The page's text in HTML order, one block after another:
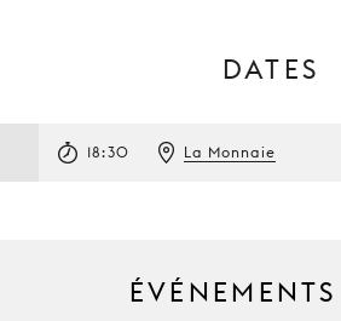
DATES
18:30 La Monnaie